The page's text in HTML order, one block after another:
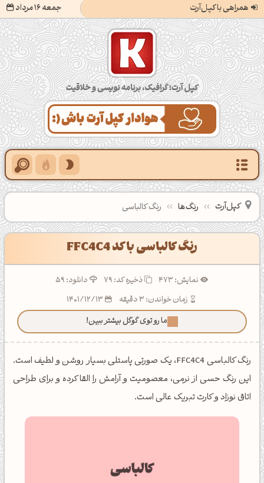
همراهی با کپل‌آرت جمعه 16 مرداد کپل‌آرت؛ گرافیک، برنامه‌نویسی و خلاقیت
کپل‌آرت رنگ‌ها رنگ کالباسی
رنگ کالباسی با کد FFC4C4
نمایش: 473 ذخیره کد:79
دانلود: 59
زمان خواندن: 3 دقیقه
ما رو توی گوگل بیشتر ببین!
رنگ کالباسی FFC4C4، یک صورتی پاستلی بسیار روشن و لطیف است.
این رنگ حسی از نرمی، معصومیت و آرامش را القا کرده و برای طراحی
اتاق نوزاد و کارت تبریک عالی است.